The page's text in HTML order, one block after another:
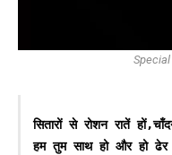
सितारों से रोशन रातें
हम तुम साथ हो और हो